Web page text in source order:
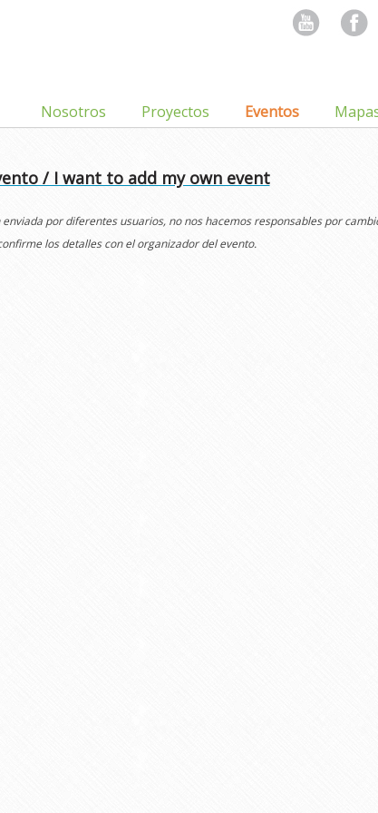
Nosotros Proyectos Eventos
/ I want to add my own event
por diferentes usuarios, no nos hacemos responsables por
los detalles con el organizador del evento.